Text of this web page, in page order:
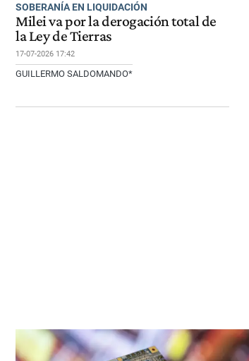
SOBERANÍA EN LIQUIDACIÓN
Milei va por la derogación total de
la Ley de Tierras
17-07-2026 17:42
GUILLERMO SALDOMANDO*